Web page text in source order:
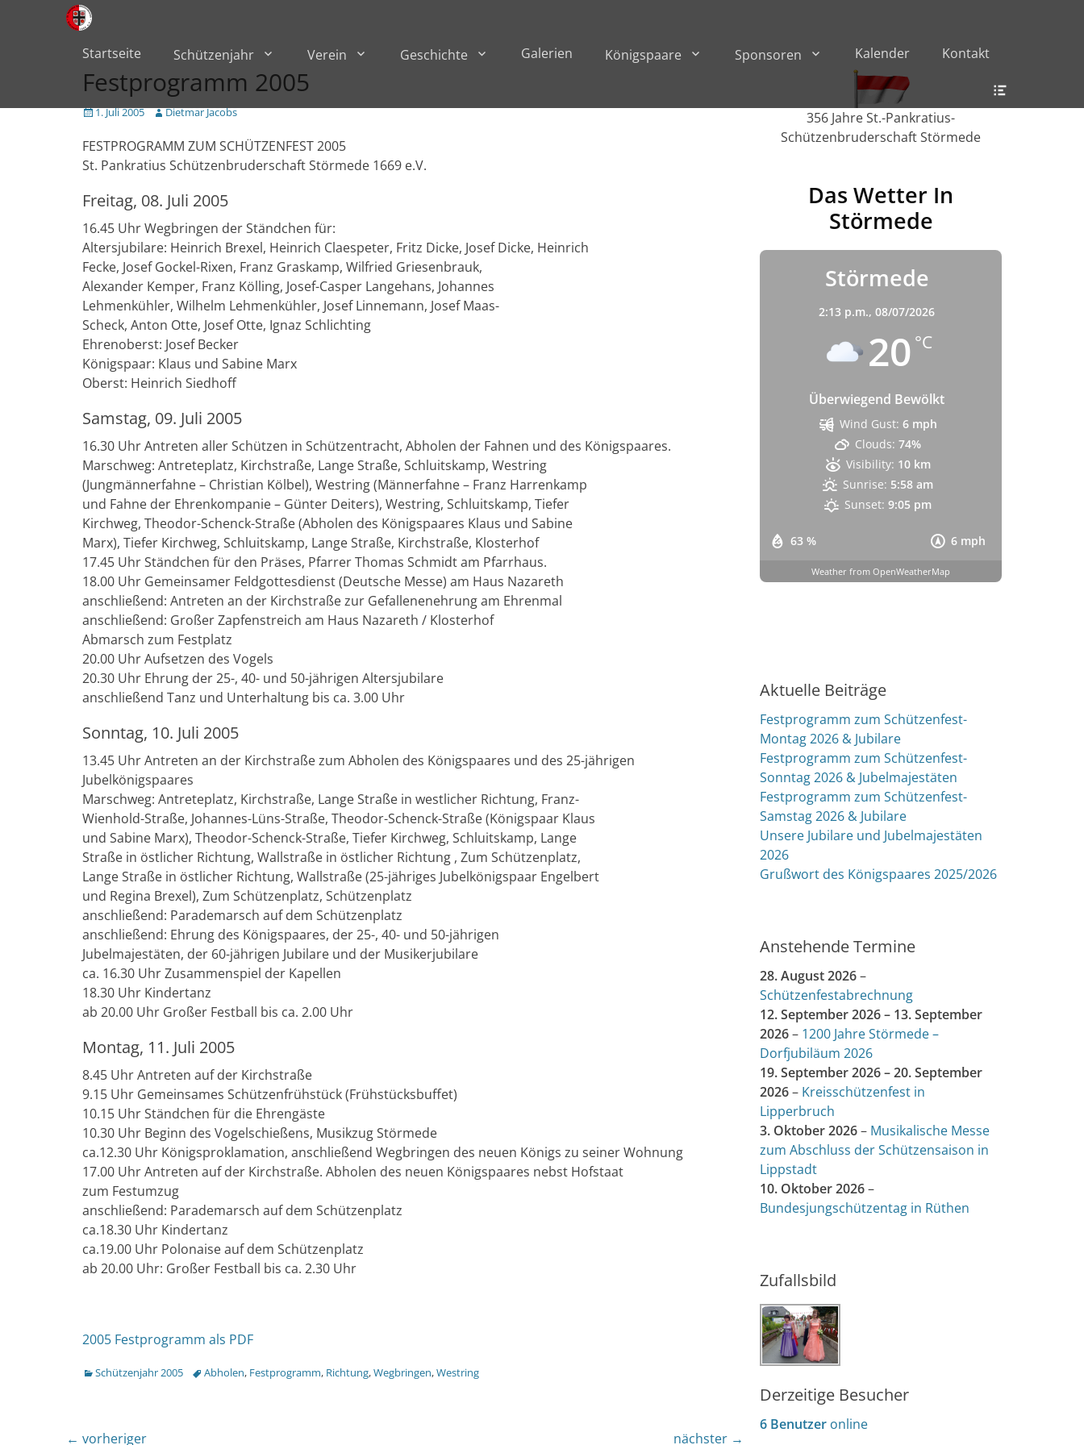
zum
Inhalt
überspringen
Primärmenü
Startseite Schützenjahr Verein Geschichte Galerien Königspaare Sponsoren Kalender Kontakt
Festprogramm 2005
Veröffentlicht
1. Juli 2005 Author
Dietmar Jacobs
FESTPROGRAMM ZUM SCHÜTZENFEST 2005
St. Pankratius Schützenbruderschaft Störmede 1669 e.V.
Freitag, 08. Juli 2005
16.45 Uhr Wegbringen der Ständchen für:
Altersjubilare: Heinrich Brexel, Heinrich Claespeter, Fritz Dicke, Josef Dicke, Heinrich
Fecke, Josef Gockel-Rixen, Franz Graskamp, Wilfried Griesenbrauk,
Alexander Kemper, Franz Kölling, Josef-Casper Langehans, Johannes
Lehmenkühler, Wilhelm Lehmenkühler, Josef Linnemann, Josef Maas-
Scheck, Anton Otte, Josef Otte, Ignaz Schlichting
Ehrenoberst: Josef Becker
Königspaar: Klaus und Sabine Marx
Oberst: Heinrich Siedhoff
Samstag, 09. Juli 2005
16.30 Uhr Antreten aller Schützen in Schützentracht, Abholen der Fahnen und des Königspaares.
Marschweg: Antreteplatz, Kirchstraße, Lange Straße, Schluitskamp, Westring
(Jungmännerfahne – Christian Kölbel), Westring (Männerfahne – Franz Harrenkamp
und Fahne der Ehrenkompanie – Günter Deiters), Westring, Schluitskamp, Tiefer
Kirchweg, Theodor-Schenck-Straße (Abholen des Königspaares Klaus und Sabine
Marx), Tiefer Kirchweg, Schluitskamp, Lange Straße, Kirchstraße, Klosterhof
17.45 Uhr Ständchen für den Präses, Pfarrer Thomas Schmidt am Pfarrhaus.
18.00 Uhr Gemeinsamer Feldgottesdienst (Deutsche Messe) am Haus Nazareth
anschließend: Antreten an der Kirchstraße zur Gefallenenehrung am Ehrenmal
anschließend: Großer Zapfenstreich am Haus Nazareth / Klosterhof
Abmarsch zum Festplatz
20.00 Uhr Aufsetzen des Vogels
20.30 Uhr Ehrung der 25-, 40- und 50-jährigen Altersjubilare
anschließend Tanz und Unterhaltung bis ca. 3.00 Uhr
Sonntag, 10. Juli 2005
13.45 Uhr Antreten an der Kirchstraße zum Abholen des Königspaares und des 25-jährigen
Jubelkönigspaares
Marschweg: Antreteplatz, Kirchstraße, Lange Straße in westlicher Richtung, Franz-
Wienhold-Straße, Johannes-Lüns-Straße, Theodor-Schenck-Straße (Königspaar Klaus
und Sabine Marx), Theodor-Schenck-Straße, Tiefer Kirchweg, Schluitskamp, Lange
Straße in östlicher Richtung, Wallstraße in östlicher Richtung , Zum Schützenplatz,
Lange Straße in östlicher Richtung, Wallstraße (25-jähriges Jubelkönigspaar Engelbert
und Regina Brexel), Zum Schützenplatz, Schützenplatz
anschließend: Parademarsch auf dem Schützenplatz
anschließend: Ehrung des Königspaares, der 25-, 40- und 50-jährigen
Jubelmajestäten, der 60-jährigen Jubilare und der Musikerjubilare
ca. 16.30 Uhr Zusammenspiel der Kapellen
18.30 Uhr Kindertanz
ab 20.00 Uhr Großer Festball bis ca. 2.00 Uhr
Montag, 11. Juli 2005
8.45 Uhr Antreten auf der Kirchstraße
9.15 Uhr Gemeinsames Schützenfrühstück (Frühstücksbuffet)
10.15 Uhr Ständchen für die Ehrengäste
10.30 Uhr Beginn des Vogelschießens, Musikzug Störmede
ca.12.30 Uhr Königsproklamation, anschließend Wegbringen des neuen Königs zu seiner Wohnung
17.00 Uhr Antreten auf der Kirchstraße. Abholen des neuen Königspaares nebst Hofstaat
zum Festumzug
anschließend: Parademarsch auf dem Schützenplatz
ca.18.30 Uhr Kindertanz
ca.19.00 Uhr Polonaise auf dem Schützenplatz
ab 20.00 Uhr: Großer Festball bis ca. 2.30 Uhr
2005 Festprogramm als PDF
Kategorien
Schützenjahr 2005 TagsAbholen, Festprogramm, Richtung,Wegbringen,Westring
← vorheriger
nächster →
356 Jahre St.-Pankratius-
Schützenbruderschaft Störmede
Das Wetter In
Störmede
Störmede
2:13 p.m., 08/07/2026
20 °C
Überwiegend Bewölkt
63 % 6 mph
Wind Gust: 6 mph
Clouds: 74%
Visibility: 10 km
Sunrise: 5:58 am
Sunset: 9:05 pm
Weather from OpenWeatherMap
Aktuelle Beiträge
Festprogramm zum Schützenfest-
Montag 2026 & Jubilare
Festprogramm zum Schützenfest-
Sonntag 2026 & Jubelmajestäten
Festprogramm zum Schützenfest-
Samstag 2026 & Jubilare
Unsere Jubilare und Jubelmajestäten
2026
Grußwort des Königspaares 2025/2026
Anstehende Termine
28. August 2026–
Schützenfestabrechnung
12. September 2026– 13. September
2026– 1200 Jahre Störmede –
Dorfjubiläum 2026
19. September 2026–20. September
2026– Kreisschützenfest in
Lipperbruch
3. Oktober 2026– Musikalische Messe
zum Abschluss der Schützensaison in
Lippstadt
10. Oktober 2026–
Bundesjungschützentag in Rüthen
Zufallsbild
Derzeitige Besucher
6 Benutzer online